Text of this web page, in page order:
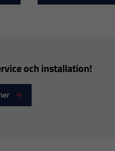
och installation!
bort. De
behövs för
att hemsidan